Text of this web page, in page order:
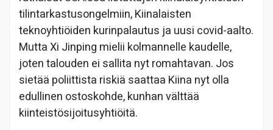
tilintarkastusongelmiin, Kiinalaisten
teknoyhtiöiden kurinpalautus ja uusi covid-aalto.
Mutta Xi Jinping mielii kolmannelle kaudelle,
joten talouden ei sallita nyt romahtavan. Jos
sietää poliittista riskiä saattaa Kiina nyt olla
edullinen ostoskohde, kunhan välttää
kiinteistösijoitusyhtiöitä.